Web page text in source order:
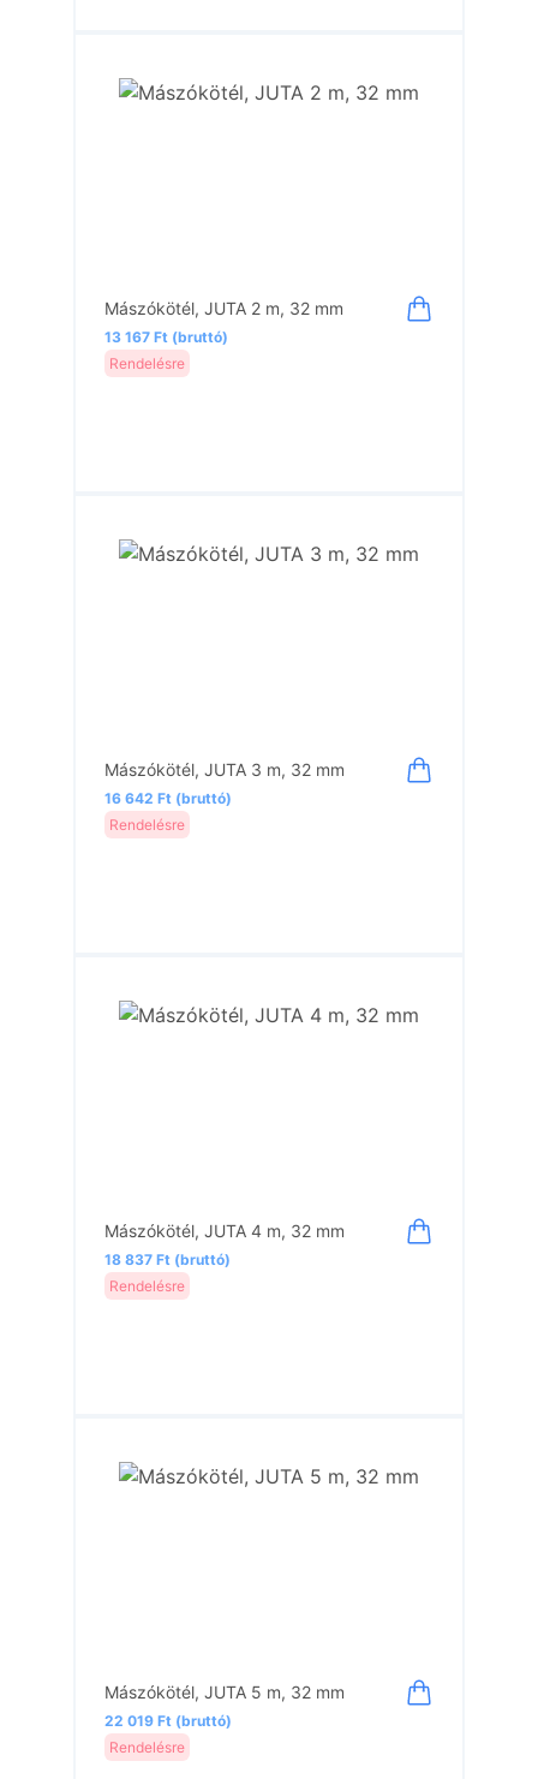
Mászókötél, JUTA 2 m, 32 mm
13 167 Ft (bruttó)
Rendelésre
Mászókötél, JUTA 3 m, 32 mm
16 642 Ft (bruttó)
Rendelésre
Mászókötél, JUTA 4 m, 32 mm
18 837 Ft (bruttó)
Rendelésre
Mászókötél, JUTA 5 m, 32 mm
22 019 Ft (bruttó)
Rendelésre